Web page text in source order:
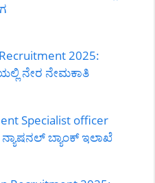
2025:
ನೇರ ನೇಮಕಾತಿ
Specialist officer
ಬ್ಯಾಂಕ್ ಇಲಾಖೆ